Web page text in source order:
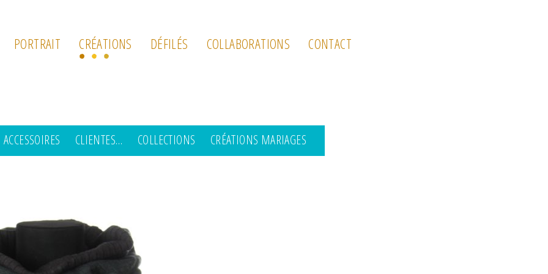
PORTRAIT CRÉATIONS DÉFILÉS COLLABORATIONS CONTACT
ACCESSOIRES CLIENTES… COLLECTIONS CRÉATIONS MARIAGES